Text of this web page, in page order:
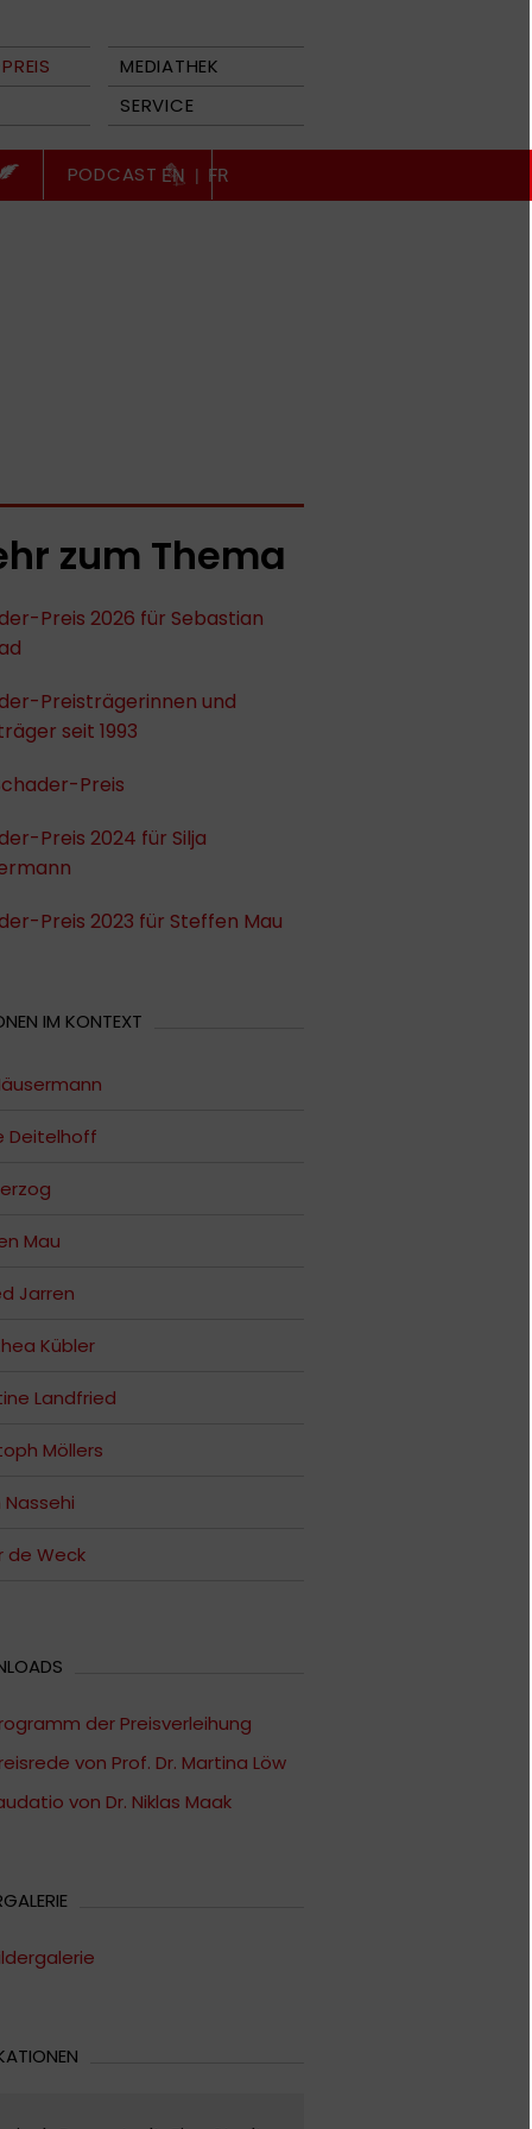
MEDIATHEK
SERVICE
PODCAST EN | FR
zum Thema
Preis 2026 für Sebastian
Preisträgerinnen und
seit 1993
Preis
Preis 2024 für Silja
Preis 2023 für Steffen Mau
IM KONTEXT
Deitelhoff
Mau
Jarren
Kübler
Landfried
Möllers
Nassehi
de Weck
der Preisverleihung
von Prof. Dr. Martina Löw
von Dr. Niklas Maak